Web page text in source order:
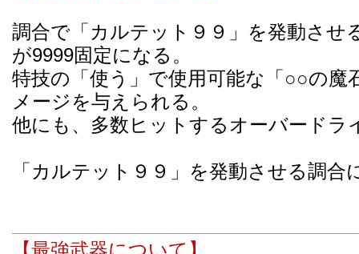
調合で「カルテット９９」を発動させ
が9999固定になる。
特技の「使う」で使用可能な「○○の魔
メージを与えられる。
他にも、多数ヒットするオーバードラ
「カルテット９９」を発動させる調合
【最強武器について】